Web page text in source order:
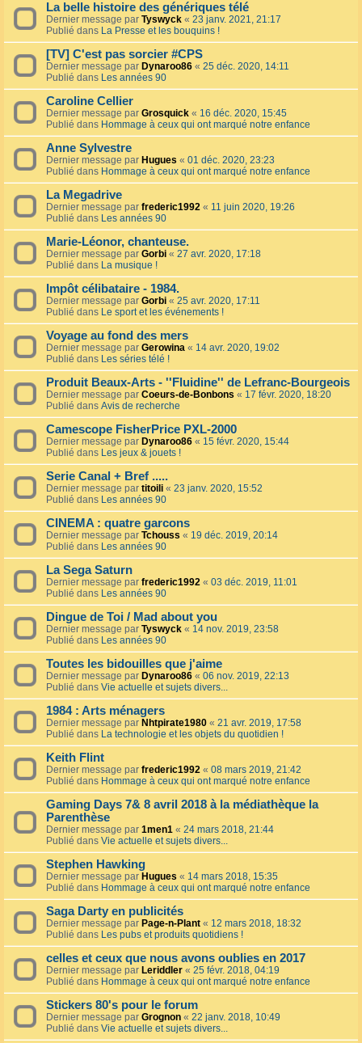
La belle histoire des génériques télé
Dernier message par Tyswyck « 23 janv. 2021, 21:17
Publié dans La Presse et les bouquins !
[TV] C'est pas sorcier #CPS
Dernier message par Dynaroo86 « 25 déc. 2020, 14:11
Publié dans Les années 90
Caroline Cellier
Dernier message par Grosquick « 16 déc. 2020, 15:45
Publié dans Hommage à ceux qui ont marqué notre enfance
Anne Sylvestre
Dernier message par Hugues « 01 déc. 2020, 23:23
Publié dans Hommage à ceux qui ont marqué notre enfance
La Megadrive
Dernier message par frederic1992 « 11 juin 2020, 19:26
Publié dans Les années 90
Marie-Léonor, chanteuse.
Dernier message par Gorbi « 27 avr. 2020, 17:18
Publié dans La musique !
Impôt célibataire - 1984.
Dernier message par Gorbi « 25 avr. 2020, 17:11
Publié dans Le sport et les événements !
Voyage au fond des mers
Dernier message par Gerowina « 14 avr. 2020, 19:02
Publié dans Les séries télé !
Produit Beaux-Arts - ''Fluidine'' de Lefranc-Bourgeois
Dernier message par Coeurs-de-Bonbons « 17 févr. 2020, 18:20
Publié dans Avis de recherche
Camescope FisherPrice PXL-2000
Dernier message par Dynaroo86 « 15 févr. 2020, 15:44
Publié dans Les jeux & jouets !
Serie Canal + Bref .....
Dernier message par titoili « 23 janv. 2020, 15:52
Publié dans Les années 90
CINEMA : quatre garcons
Dernier message par Tchouss « 19 déc. 2019, 20:14
Publié dans Les années 90
La Sega Saturn
Dernier message par frederic1992 « 03 déc. 2019, 11:01
Publié dans Les années 90
Dingue de Toi / Mad about you
Dernier message par Tyswyck « 14 nov. 2019, 23:58
Publié dans Les années 90
Toutes les bidouilles que j'aime
Dernier message par Dynaroo86 « 06 nov. 2019, 22:13
Publié dans Vie actuelle et sujets divers...
1984 : Arts ménagers
Dernier message par Nhtpirate1980 « 21 avr. 2019, 17:58
Publié dans La technologie et les objets du quotidien !
Keith Flint
Dernier message par frederic1992 « 08 mars 2019, 21:42
Publié dans Hommage à ceux qui ont marqué notre enfance
Gaming Days 7& 8 avril 2018 à la médiathèque la
Parenthèse
Dernier message par 1men1 « 24 mars 2018, 21:44
Publié dans Vie actuelle et sujets divers...
Stephen Hawking
Dernier message par Hugues « 14 mars 2018, 15:35
Publié dans Hommage à ceux qui ont marqué notre enfance
Saga Darty en publicités
Dernier message par Page-n-Plant « 12 mars 2018, 18:32
Publié dans Les pubs et produits quotidiens !
celles et ceux que nous avons oublies en 2017
Dernier message par Leriddler « 25 févr. 2018, 04:19
Publié dans Hommage à ceux qui ont marqué notre enfance
Stickers 80's pour le forum
Dernier message par Grognon « 22 janv. 2018, 10:49
Publié dans Vie actuelle et sujets divers...